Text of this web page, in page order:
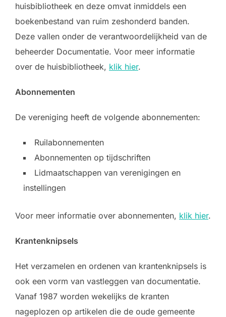
huisbibliotheek en deze omvat inmiddels een
boekenbestand van ruim zeshonderd banden.
Deze vallen onder de verantwoordelijkheid van de
beheerder Documentatie. Voor meer informatie
over de huisbibliotheek, klik hier.
Abonnementen
De vereniging heeft de volgende abonnementen:
Ruilabonnementen
Abonnementen op tijdschriften
Lidmaatschappen van verenigingen en
instellingen
Voor meer informatie over abonnementen, klik hier.
Krantenknipsels
Het verzamelen en ordenen van krantenknipsels is
ook een vorm van vastleggen van documentatie.
Vanaf 1987 worden wekelijks de kranten
nageplozen op artikelen die de oude gemeente